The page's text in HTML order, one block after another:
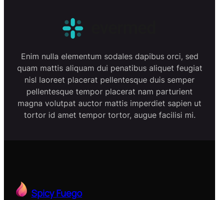
Enim nulla elementum sodales dapibus orci, sed
quam mattis aliquam dui penatibus aliquet feugiat
nisl laoreet placerat pellentesque duis semper
pellentesque tempor placerat nam parturient
magna volutpat auctor mattis imperdiet sapien ut
tortor id amet tempor tortor, augue facilisi mi.
Spicy Fuego